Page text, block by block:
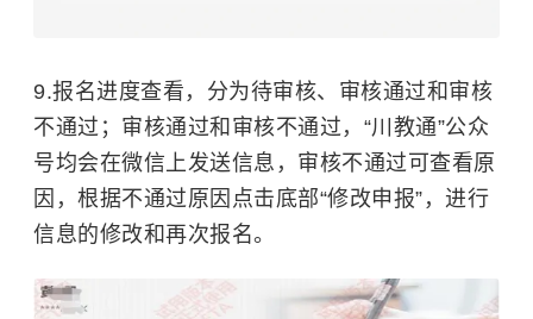
9.报名进度查看，分为待审核、审核通过和审核
不通过；审核通过和审核不通过，“川教通”公众
号均会在微信上发送信息，审核不通过可查看原
因，根据不通过原因点击底部“修改申报”，进行
信息的修改和再次报名。